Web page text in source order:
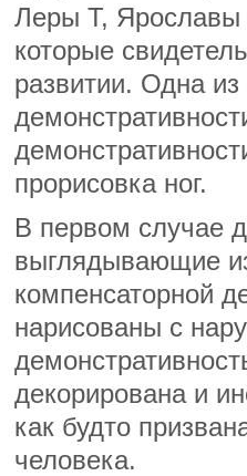
Леры Т, Ярославы
которые
развитии. Одна
прорисовка ног.
В первом случае
выглядывающие
компенсаторной
нарисованы с
декорирована и
как будто
человека.